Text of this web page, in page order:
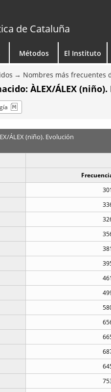
de Cataluña
Métodos El Instituto
Nombres más frecuentes
ÀLEX/ÁLEX (niño).
ÁLEX (niño). Evolución